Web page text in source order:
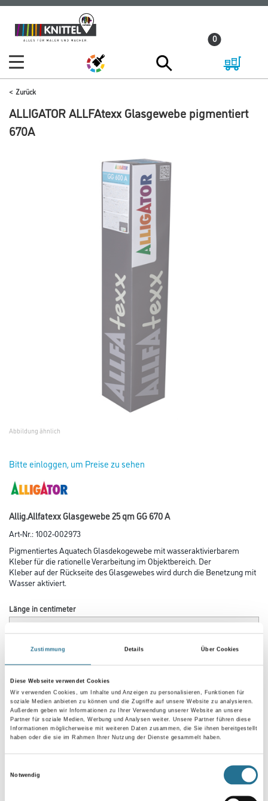
Zustimmung Details Über Cookies
Diese Webseite verwendet Cookies
Wir verwenden Cookies, um Inhalte und Anzeigen zu personalisieren, Funktionen für
soziale Medien anbieten zu können und die Zugriffe auf unsere Website zu analysieren.
Außerdem geben wir Informationen zu Ihrer Verwendung unserer Website an unsere
Partner für soziale Medien, Werbung und Analysen weiter. Unsere Partner führen diese
Informationen möglicherweise mit weiteren Daten zusammen, die Sie ihnen bereitgestellt
haben oder die sie im Rahmen Ihrer Nutzung der Dienste gesammelt haben.
Notwendig
Zum
Inhalt
Zum
Navigationsmenü
0
Zurück
ALLIGATOR ALLFAtexx Glasgewebe pigmentiert
670A
Abbildung ähnlich
Bitte einloggen, um Preise zu sehen
Allig.Allfatexx Glasgewebe 25 qm GG 670 A
Art-Nr.:1002-002973
Pigmentiertes Aquatech Glasdekogewebe mit wasseraktivierbarem
Kleber für die rationelle Verarbeitung im Objektbereich. Der
Kleber auf der Rückseite des Glasgewebes wird durch die Benetzung mit
Wasser aktiviert.
Länge in centimeter
Breite in centimeter
Gebinde